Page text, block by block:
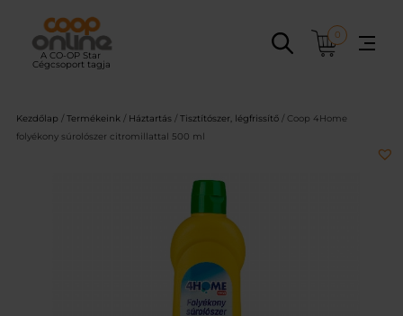
tartalomhoz
0
Kezdőlap / Termékeink / Háztartás / Tisztítószer, légfrissítő / Coop 4Home
folyékony súrolószer citromillattal 500 ml